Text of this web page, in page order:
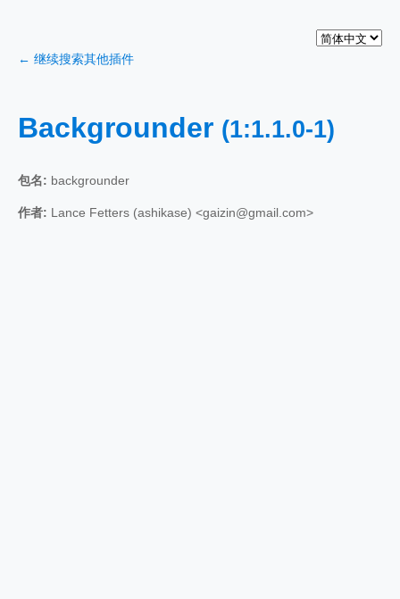
← 继续搜索其他插件
Backgrounder (1:1.1.0-1)
包名: backgrounder
作者: Lance Fetters (ashikase) <gaizin@gmail.com>